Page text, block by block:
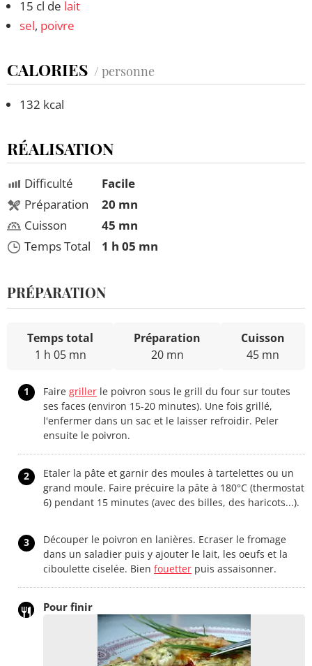
15 cl de lait
sel, poivre
CALORIES / personne
132 kcal
RÉALISATION
Difficulté
Préparation
Cuisson
Temps Total
Facile
20 mn
45 mn
1 h 05 mn
PRÉPARATION
Temps total
1 h 05 mn
Préparation
20 mn
Cuisson
45 mn
1 Faire griller le poivron sous le grill du four sur toutes
ses faces (environ 15-20 minutes). Une fois grillé,
l'enfermer dans un sac et le laisser refroidir. Peler
ensuite le poivron.
2
Etaler la pâte et garnir des moules à tartelettes ou un
grand moule. Faire précuire la pâte à 180°C (thermostat
6) pendant 15 minutes (avec des billes, des haricots...).
3
Découper le poivron en lanières. Ecraser le fromage
dans un saladier puis y ajouter le lait, les oeufs et la
ciboulette ciselée. Bien fouetter puis assaisonner.
Pour finir